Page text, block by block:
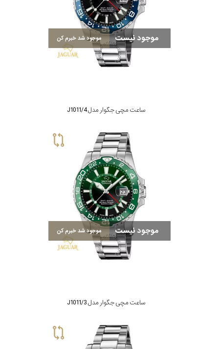
موجود نیست موجود شد خبرم کن
ساعت مچی جگوار مدل J1011/4
موجود نیست موجود شد خبرم کن
ساعت مچی جگوار مدل J1011/3